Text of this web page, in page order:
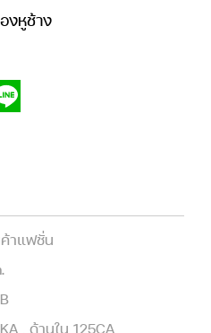
งหูช้าง
ค้าแฟชั่น
, ด้านใน 125CA